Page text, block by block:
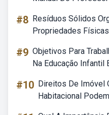
#8 Resíduos Sólidos
Propriedades
#9 Objetivos Para
Na Educação Infantil
#10 Direitos De Imóvel
Habitacional